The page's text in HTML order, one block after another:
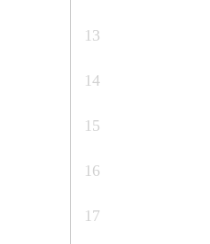
13
14
15
16
17